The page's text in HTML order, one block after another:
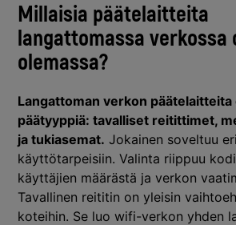
Millaisia päätelaitteita
langattomassa verkossa
olemassa?
Langattoman verkon päätelaitteita
päätyyppiä: tavalliset reitittimet,
ja tukiasemat. Jokainen soveltuu
käyttötarpeisiin. Valinta riippuu
käyttäjien määrästä ja verkon
Tavallinen reititin on yleisin
koteihin. Se luo wifi-verkon yhden